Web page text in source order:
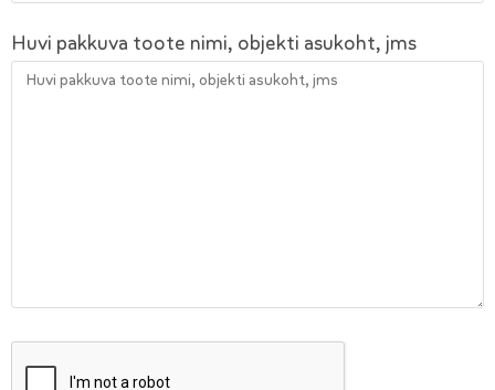
Huvi pakkuva toote nimi, objekti asukoht, jms